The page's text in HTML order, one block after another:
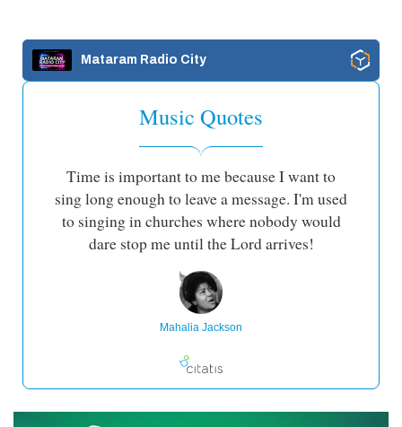
Mataram Radio City
Music Quotes
Time is important to me because I want to
sing long enough to leave a message. I'm used
to singing in churches where nobody would
dare stop me until the Lord arrives!
Mahalia Jackson